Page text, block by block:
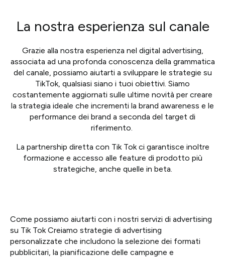
La nostra esperienza sul canale
Grazie alla nostra esperienza nel digital advertising,
associata ad una profonda conoscenza della grammatica
del canale, possiamo aiutarti a sviluppare le strategie su
TikTok, qualsiasi siano i tuoi obiettivi. Siamo
costantemente aggiornati sulle ultime novità per creare
la strategia ideale che incrementi la brand awareness e le
performance dei brand a seconda del target di
riferimento.
La partnership diretta con Tik Tok ci garantisce inoltre
formazione e accesso alle feature di prodotto più
strategiche, anche quelle in beta.
Come possiamo aiutarti con i nostri servizi di advertising
su Tik Tok Creiamo strategie di advertising
personalizzate che includono la selezione dei formati
pubblicitari, la pianificazione delle campagne e